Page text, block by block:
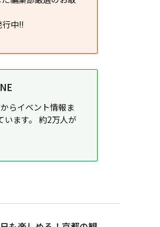
中!!
らイベント情報ま
います。 約2万人が